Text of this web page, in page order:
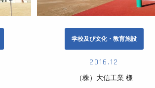
学校及び文化・教育施設
2016.12
（株）大信工業 様